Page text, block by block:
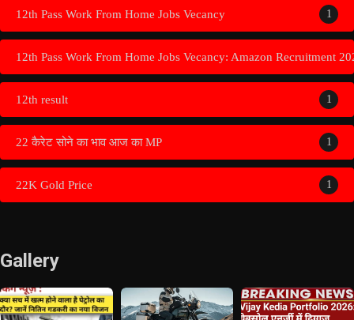
12th Pass Work From Home Jobs Vecancy 1
12th Pass Work From Home Jobs Vecancy: Amazon Recruitment
12th result 1
22 कैरेट सोने का भाव आज का MP 1
22K Gold Price 1
Gallery